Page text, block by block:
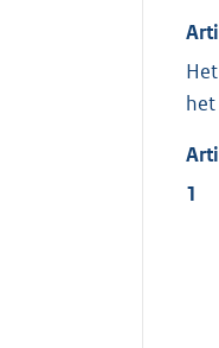
1